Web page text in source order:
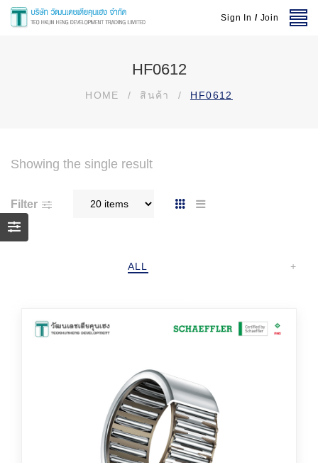
Sign In / Join
HF0612
HOME / สินค้า / HF0612
Showing the single result
Filter
ALL +